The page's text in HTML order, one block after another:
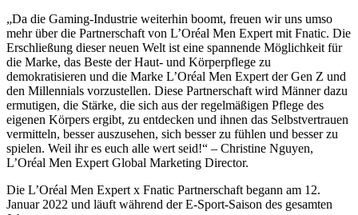
„Da die Gaming-Industrie weiterhin boomt, freuen wir uns umso
mehr über die Partnerschaft von L’Oréal Men Expert mit Fnatic. Die
Erschließung dieser neuen Welt ist eine spannende Möglichkeit für
die Marke, das Beste der Haut- und Körperpflege zu
demokratisieren und die Marke L’Oréal Men Expert der Gen Z und
den Millennials vorzustellen. Diese Partnerschaft wird Männer dazu
ermutigen, die Stärke, die sich aus der regelmäßigen Pflege des
eigenen Körpers ergibt, zu entdecken und ihnen das Selbstvertrauen
vermitteln, besser auszusehen, sich besser zu fühlen und besser zu
spielen. Weil ihr es euch alle wert seid!“ – Christine Nguyen,
L’Oréal Men Expert Global Marketing Director.
Die L’Oréal Men Expert x Fnatic Partnerschaft begann am 12.
Januar 2022 und läuft während der E-Sport-Saison des gesamten